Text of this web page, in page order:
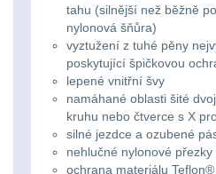
baterie
Svítilny
CR123A
nebo
186501
14500 / AA / AAA4
16340 a CR1231
tahu (silnější než běžně
nylonová šňůra)
vyztužení z tuhé pěny
poskytující špičkovou
lepené vnitřní švy
namáhané oblasti šité
kruhu nebo čtverce s X
silné jezdce a ozubené
nehlučné nylonové
ochrana materiálu